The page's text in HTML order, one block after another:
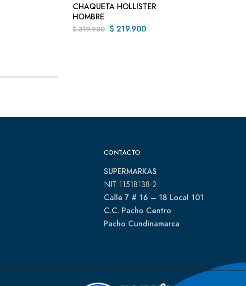
CHAQUETA HOLLISTER
HOMBRE
$319.900 $ 219.900
CONTACTO
SUPERMARKAS
NIT 11518138-2
Calle 7 # 16 – 18 Local 101
C.C. Pacho Centro
Pacho Cundinamarca